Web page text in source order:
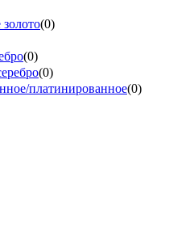
(0)
(0)
(0)
платинированное(0)